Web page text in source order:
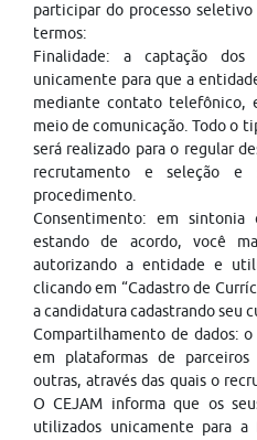
participar do processo
termos:
Finalidade: a captação dos
unicamente para que a
mediante contato telefônico,
meio de comunicação. Todo o
será realizado para o regular
recrutamento e seleção e
procedimento.
Consentimento: em
estando de acordo, você
autorizando a entidade e
clicando em “Cadastro de
a candidatura cadastrando seu
Compartilhamento de dados:
em plataformas de parceiros
outras, através das quais o
O CEJAM informa que os
utilizados unicamente para